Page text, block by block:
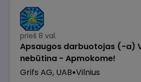
prieš 8 val.
Apsaugos darbuotojas (-a)
nebūtina - Apmokome!
Grifs AG, UAB Vilnius